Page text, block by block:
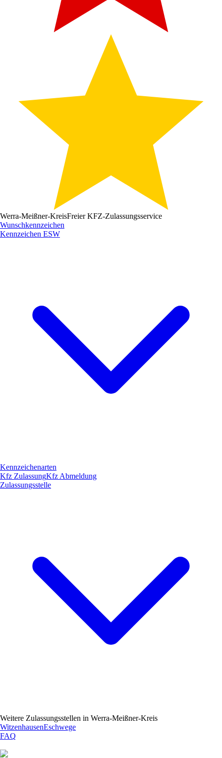
Werra-Meißner-KreisFreier KFZ-Zulassungsservice
Wunschkennzeichen
Kennzeichen ESW
Kennzeichenarten
Kfz ZulassungKfz Abmeldung
Zulassungsstelle
Weitere Zulassungsstellen in Werra-Meißner-Kreis
WitzenhausenEschwege
FAQ